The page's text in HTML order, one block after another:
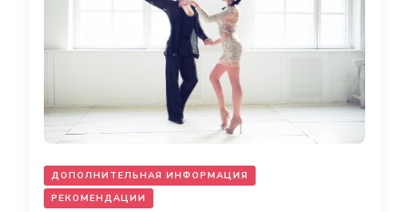
ДОПОЛНИТЕЛЬНАЯ ИНФОРМАЦИЯ
РЕКОМЕНДАЦИИ